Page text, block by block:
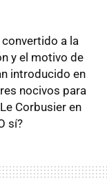
a la
y el motivo de
introducido en
nocivos para
Corbusier en
sí?